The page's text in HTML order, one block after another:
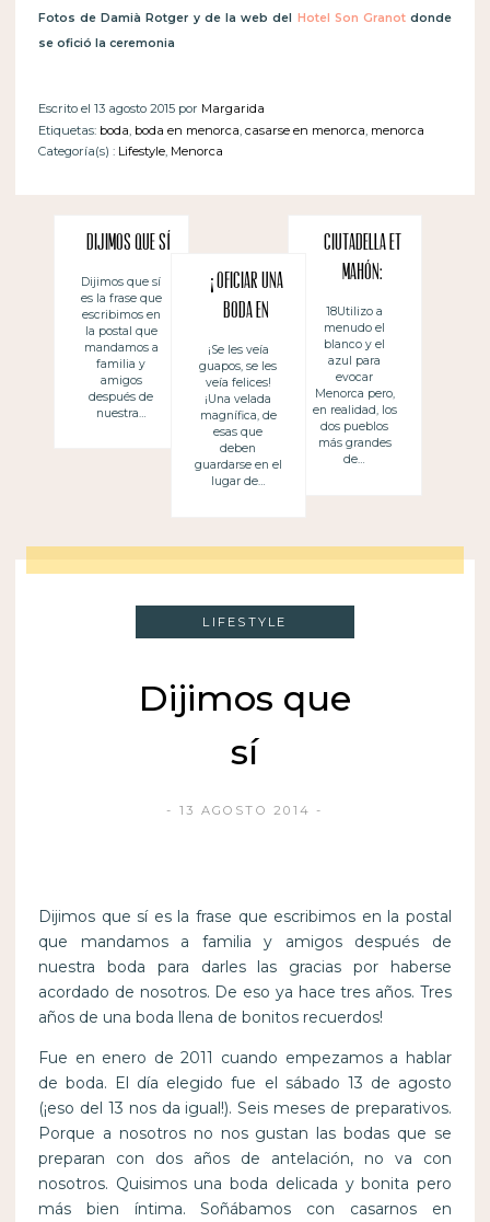
Fotos de Damià Rotger y de la web del Hotel Son Granotdonde
se ofició la ceremonia
Escrito el 13 agosto 2015 por Margarida
Etiquetas: boda boda en menorca casarse en menorca menorca
Categoría(s) : Lifestyle, Menorca
Dijimos que sí
Dijimos que sí
es la frase que
escribimos en
la postal que
mandamos a
familia y
amigos
después de
nuestra…
¡Oficiar una
boda en
Menorca!
¡Se les veía
guapos, se les
veía felices!
¡Una velada
magnífica, de
esas que
deben
guardarse en el
lugar de…
Ciutadella et
Mahón:
bonitas
ciudades
mediterráneas
18Utilizo a
menudo el
blanco y el
azul para
evocar
Menorca pero,
en realidad, los
dos pueblos
más grandes
de…
LIFESTYLE
Dijimos que
sí
13 AGOSTO 2014
Dijimos que sí es la frase que escribimos en la postal
que mandamos a familia y amigos después de
nuestra boda para darles las gracias por haberse
acordado de nosotros. De eso ya hace tres años. Tres
años de una boda llena de bonitos recuerdos!
Fue en enero de 2011 cuando empezamos a hablar
de boda. El día elegido fue el sábado 13 de agosto
(¡eso del 13 nos da igual!). Seis meses de preparativos.
Porque a nosotros no nos gustan las bodas que se
preparan con dos años de antelación, no va con
nosotros. Quisimos una boda delicada y bonita pero
más bien íntima. Soñábamos con casarnos en